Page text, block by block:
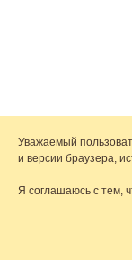
Уважаемый
и версии браузера,
Я соглашаюсь с тем,